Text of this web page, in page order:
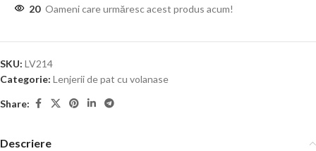
20 Oameni care urmăresc acest produs acum!
SKU: LV214
Categorie: Lenjerii de pat cu volanase
Share:
Descriere